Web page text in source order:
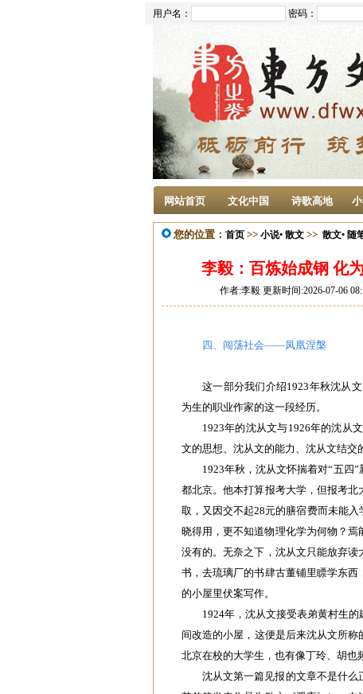
用户名： 密码：
网站首页 文化中国 诗歌高地
您的位置： 首页 >> 小说• 散文 >> 散文• 随
李毅：百炼始成钢 化
作者:李毅 更新时间:2026-07-06
四、闯荡社会——凤凰涅槃
这一部分我们介绍1923年秋沈从
为生的职业作家的这一段经历。
1923年的沈从文与1926年的沈从
文的思想、沈从文的能力、沈从文结交
1923年秋，沈从文怀揣着对“五四
都北京。他本打算报考大学，但报考
取，又因交不起28元的膳宿费而未能
晓得用，更不知道物理化学为何物？
没有的。无奈之下，沈从文只能放弃
书，去琉璃厂的书肆古董铺里瞟学东
的小屋里伏案写作。
1924年，沈从文接受表弟黄村生
间改造的小屋，这便是后来沈从文所
北京在校的大学生，也有像丁玲、胡也
沈从文第一篇见报的文章不是什